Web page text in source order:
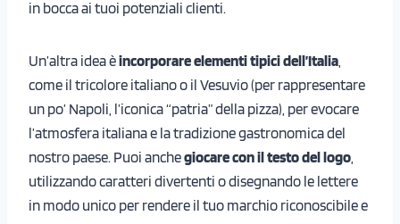
in bocca ai tuoi potenziali clienti.
Un’altra idea èincorporare elementi tipici dell’Italia
come il tricolore italiano o il Vesuvio (per rappresentare
un po’ Napoli, l’iconica “patria” della pizza), per evocare
l’atmosfera italiana e la tradizione gastronomica del
nostro paese. Puoi anchegiocare con il testo del logo
utilizzando caratteri divertenti o disegnando le lettere
in modo unico per rendere il tuo marchio riconoscibile e